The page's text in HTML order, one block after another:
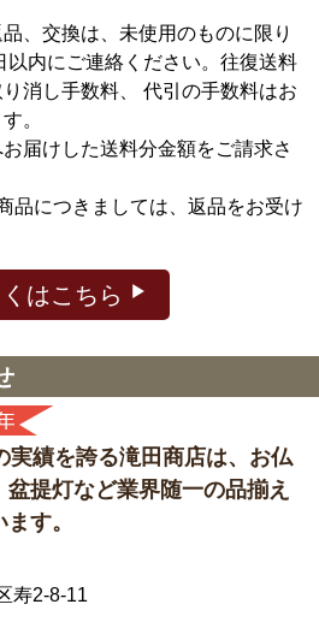
、交換は、未使用のものに限り
以内にご連絡ください。往復送料
消し手数料、 代引の手数料はお
。
届けした送料分金額をご請求さ
品につきましては、返品をお受け
はこちら
績を誇る滝田商店は、 お仏
盆提灯など業界随一の品揃え
す。
寿2-8-11